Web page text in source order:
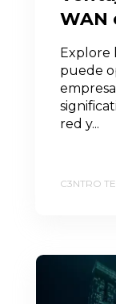
WAN
Explore
puede
red y...
C3NTRO